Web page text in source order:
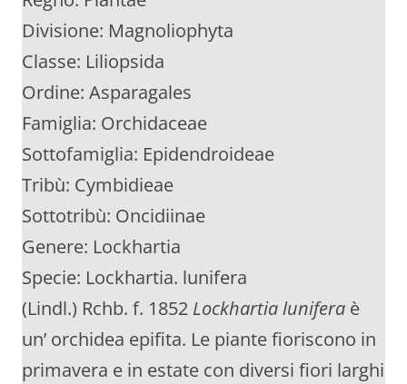
Divisione: Magnoliophyta
Classe: Liliopsida
Ordine: Asparagales
Famiglia: Orchidaceae
Sottofamiglia: Epidendroideae
Tribù: Cymbidieae
Sottotribù: Oncidiinae
Genere: Lockhartia
Specie: Lockhartia. lunifera
(Lindl.) Rchb. f. 1852 Lockhartia lunifera è
un’ orchidea epifita. Le piante fioriscono in
primavera e in estate con diversi fiori larghi